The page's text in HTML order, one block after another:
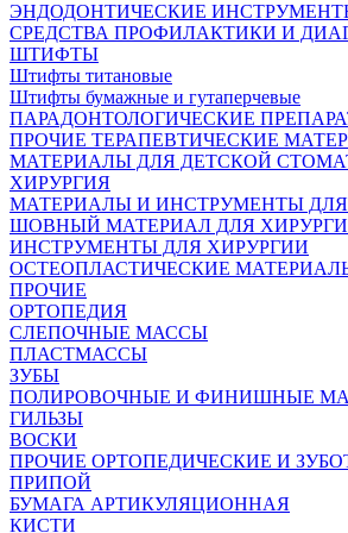
ЭНДОДОНТИЧЕСКИЕ
СРЕДСТВА ПРОФИЛАКТИКИ И
ШТИФТЫ
Штифты титановые
Штифты бумажные и гутаперчевые
ПАРАДОНТОЛОГИЧЕСКИЕ
ПРОЧИЕ ТЕРАПЕВТИЧЕСКИЕ
МАТЕРИАЛЫ ДЛЯ ДЕТСКОЙ
ХИРУРГИЯ
МАТЕРИАЛЫ И ИНСТРУМЕНТЫ
ШОВНЫЙ МАТЕРИАЛ ДЛЯ
ИНСТРУМЕНТЫ ДЛЯ ХИРУРГИИ
ОСТЕОПЛАСТИЧЕСКИЕ
ПРОЧИЕ
ОРТОПЕДИЯ
СЛЕПОЧНЫЕ МАССЫ
ПЛАСТМАССЫ
ЗУБЫ
ПОЛИРОВОЧНЫЕ И ФИНИШНЫЕ
ГИЛЬЗЫ
ВОСКИ
ПРОЧИЕ ОРТОПЕДИЧЕСКИЕ И
ПРИПОЙ
БУМАГА АРТИКУЛЯЦИОННАЯ
КИСТИ